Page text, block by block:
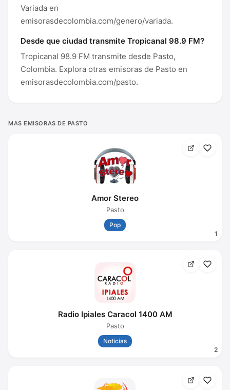
Variada en
emisorasdecolombia.com/genero/variada.
Desde que ciudad transmite Tropicanal 98.9 FM?
Tropicanal 98.9 FM transmite desde Pasto,
Colombia. Explora otras emisoras de Pasto en
emisorasdecolombia.com/pasto.
MAS EMISORAS DE PASTO
1
Amor Stereo
Pasto
Pop
2
Radio Ipiales Caracol 1400 AM
Pasto
Noticias